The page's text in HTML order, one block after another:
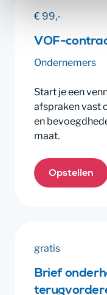
€ 99,-
VOF-
Ondernemers
Start je een
afspraken vast
en
maat.
Opstellen
gratis
Brief